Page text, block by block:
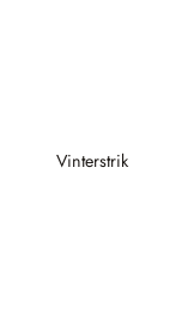
Vinterstrik